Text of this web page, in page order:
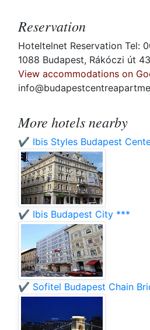
Reservation
Hoteltelnet Reservation Tel:
1088 Budapest, Rákóczi út
View accommodations on
More hotels nearby
✔️ Ibis Styles Budapest
✔️ Ibis Budapest City ***
✔️ Sofitel Budapest Chain